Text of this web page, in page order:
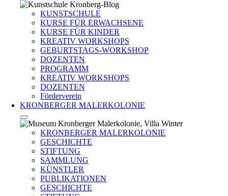
KUNSTSCHULE
KURSE FÜR ERWACHSENE
KURSE FÜR KINDER
KREATIV WORKSHOPS
GEBURTSTAGS-WORKSHOP
DOZENTEN
PROGRAMM
KREATIV WORKSHOPS
DOZENTEN
Förderverein
KRONBERGER MALERKOLONIE
KRONBERGER MALERKOLONIE
GESCHICHTE
STIFTUNG
SAMMLUNG
KÜNSTLER
PUBLIKATIONEN
GESCHICHTE